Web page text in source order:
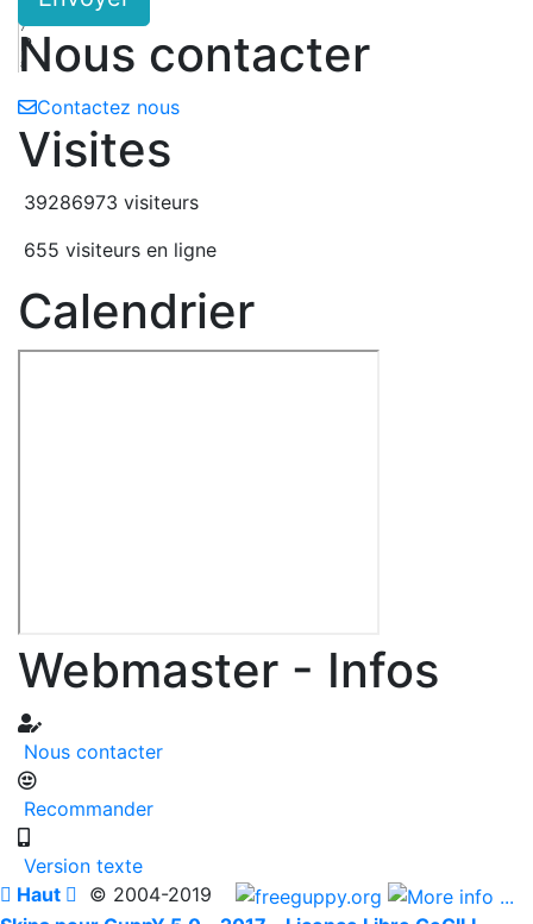
7
P
8Nous contacter
Contactez nous
Visites
39286973 visiteurs
655 visiteurs en ligne
Calendrier
Webmaster - Infos
Nous contacter
Recommander
Version texte
 Haut  © 2004-2019